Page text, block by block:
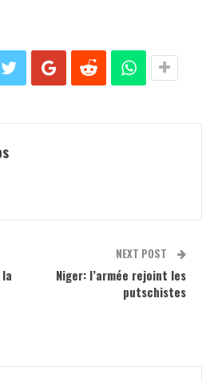
NEXT POST
Niger: l’armée rejoint les
putschistes